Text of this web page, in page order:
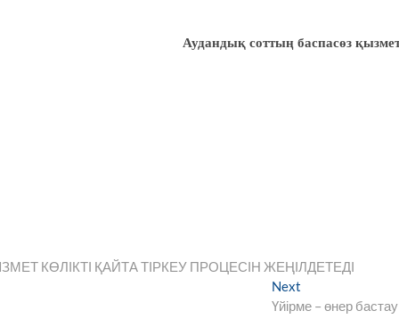
Аудандық соттың баспасөз
КӨЛІКТІ ҚАЙТА ТІРКЕУ ПРОЦЕСІН ЖЕҢІЛДЕТЕДІ
Next
post:
Үйірме – өнер